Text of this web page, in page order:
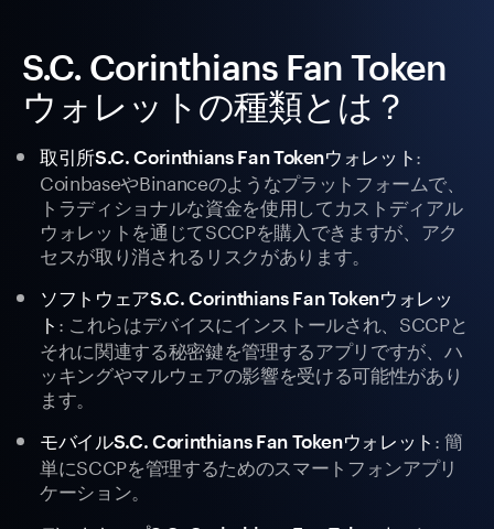
S.C. Corinthians Fan Token
ウォレットの種類とは？
取引所S.C. Corinthians Fan Tokenウォレット :
CoinbaseやBinanceのようなプラットフォームで、
トラディショナルな資金を使用してカストディアル
ウォレットを通じてSCCPを購入できますが、アク
セスが取り消されるリスクがあります。
ソフトウェアS.C. Corinthians Fan Tokenウォレッ
ト : これらはデバイスにインストールされ、SCCPと
それに関連する秘密鍵を管理するアプリですが、ハ
ッキングやマルウェアの影響を受ける可能性があり
ます。
モバイルS.C. Corinthians Fan Tokenウォレット : 簡
単にSCCPを管理するためのスマートフォンアプリ
ケーション。